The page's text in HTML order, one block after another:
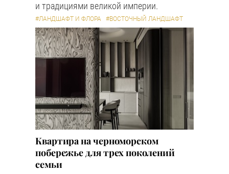
и традициями великой империи.
#ЛАНДШАФТ И ФЛОРА #ВОСТОЧНЫЙ ЛАНДШАФТ
Квартира на черноморском
побережье для трех поколений
семьи